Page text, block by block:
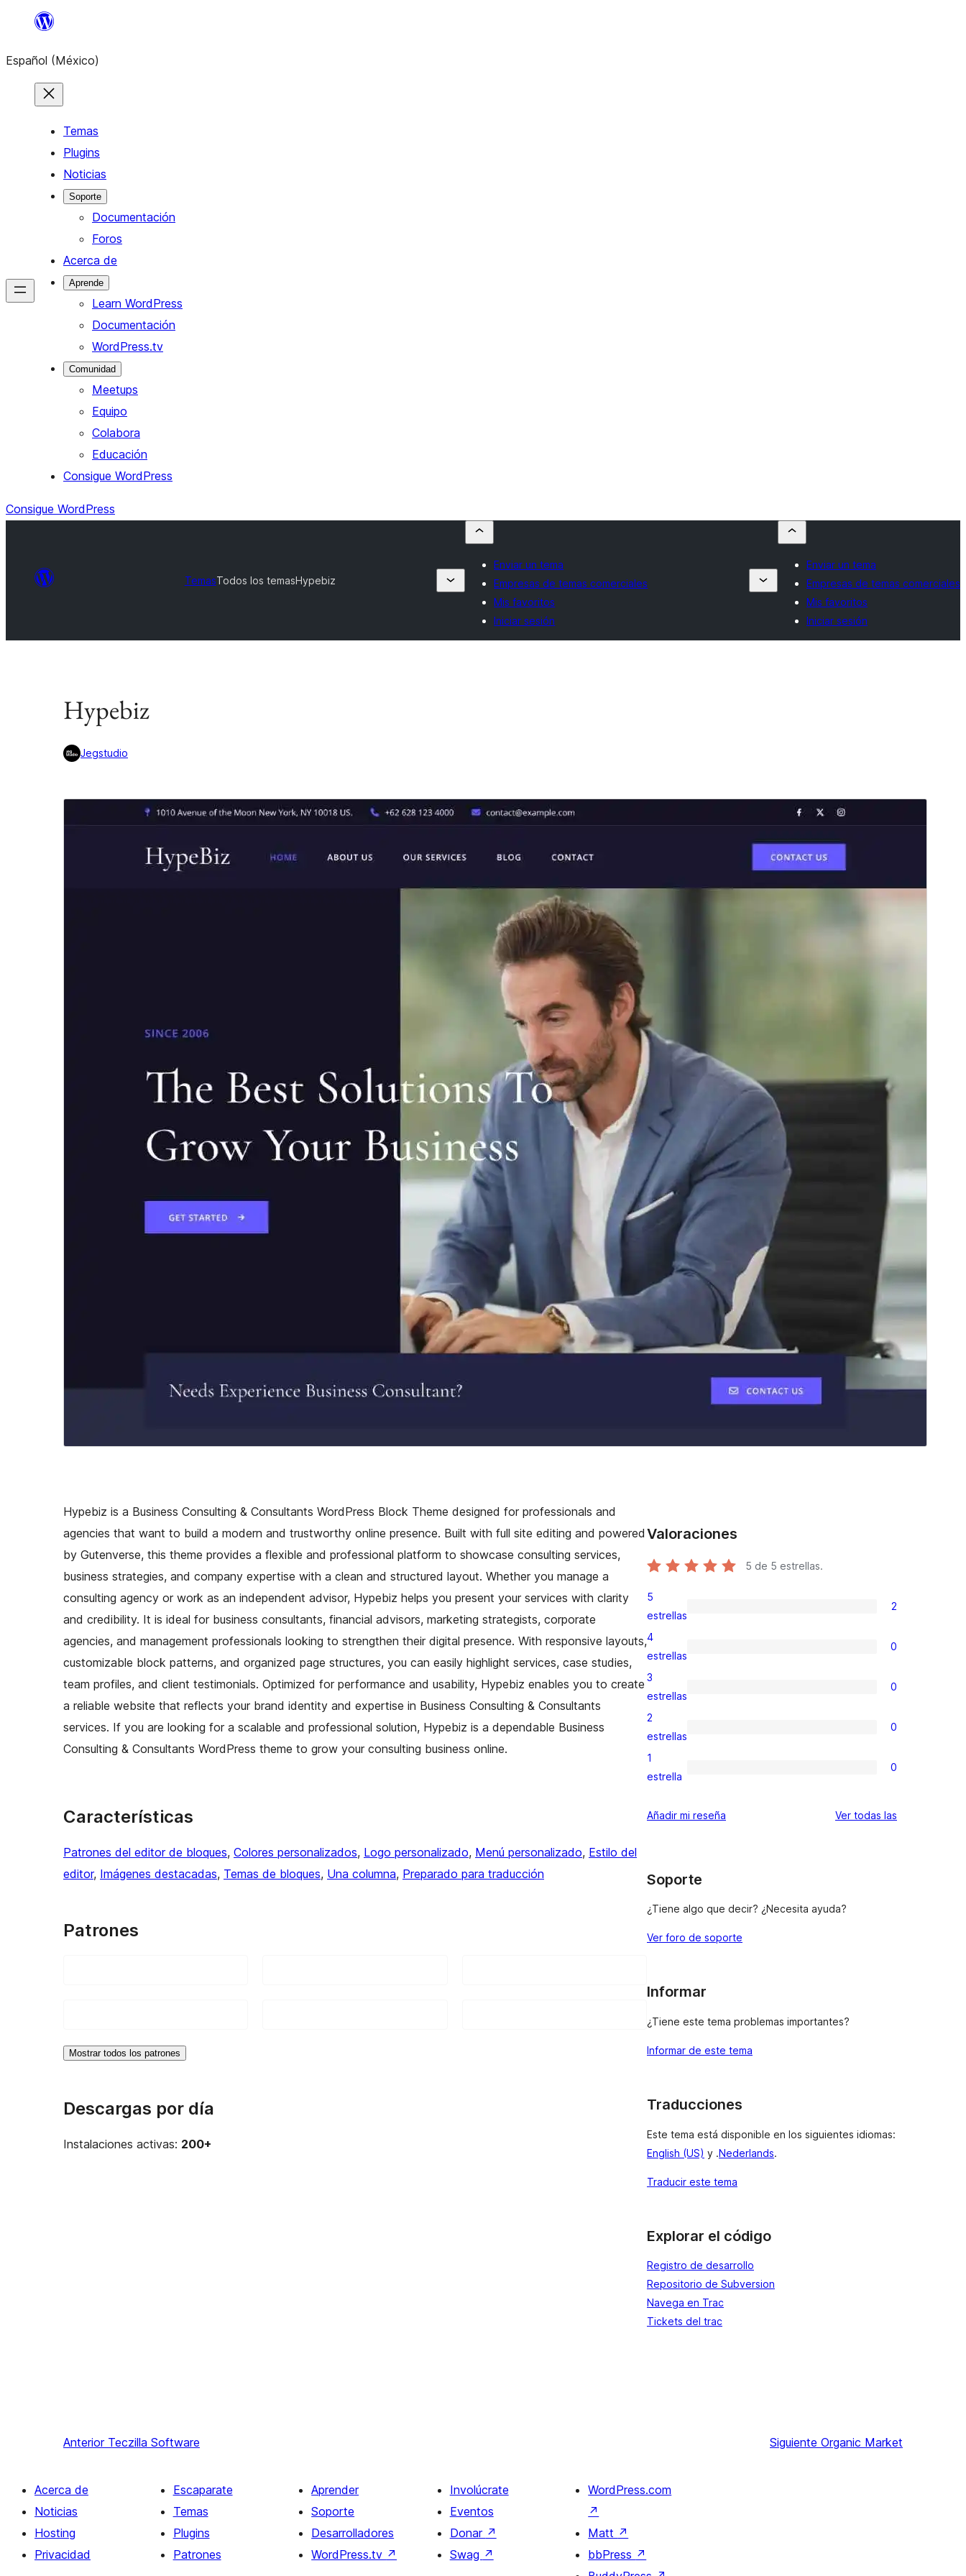
Saltar
contenido
Español (México)
Temas
Plugins
Noticias
Soporte
Documentación
Foros
Acerca de
Aprende
Learn WordPress
Documentación
WordPress.tv
Comunidad
Meetups
Equipo
Colabora
Educación
Consigue WordPress
Consigue WordPress
TemasTodos los temasHypebiz
Enviar un tema
Empresas de temas comerciales
Mis favoritos
Iniciar sesión
Enviar un tema
Empresas de temas comerciales
Mis favoritos
Iniciar sesión
Hypebiz
Jegstudio
soporte comercial de pago.Ver soporte
Descargar
Hypebiz is a Business Consulting & Consultants WordPress Block Theme designed for professionals and
agencies that want to build a modern and trustworthy online presence. Built with full site editing and powered
by Gutenverse, this theme provides a flexible and professional platform to showcase consulting services,
business strategies, and company expertise with a clean and structured layout. Whether you manage a
consulting agency or work as an independent advisor, Hypebiz helps you present your services with clarity
and credibility. It is ideal for business consultants, financial advisors, marketing strategists, corporate
agencies, and management professionals looking to strengthen their digital presence. With responsive layouts,
customizable block patterns, and organized page structures, you can easily highlight services, case studies,
team profiles, and client testimonials. Optimized for performance and usability, Hypebiz enables you to create
a reliable website that reflects your brand identity and expertise in Business Consulting & Consultants
services. If you are looking for a scalable and professional solution, Hypebiz is a dependable Business
Consulting & Consultants WordPress theme to grow your consulting business online.
Características
Patrones del editor de bloques, Colores personalizados, Logo personalizado, Menú personalizado, Estilo del
editor, Imágenes destacadas, Temas de bloques, Una columna, Preparado para traducción
Patrones
Mostrar todos los patrones
Descargas por día
Instalaciones activas: 200+
Valoraciones
5 de 5 estrellas.
2
valoraciones
de
5
estrellas
2
0
valoraciones
de
4
estrellas
0
0
valoraciones
de
3
estrellas
0
0
valoraciones
de
estrellas
2
estrellas
0
0
de
1
estrella
0
Añadir mi reseña Ver todas las
Soporte
¿Tiene algo que decir? ¿Necesita ayuda?
Ver foro de soporte
Informar
¿Tiene este tema problemas importantes?
Informar de este tema
Traducciones
Este tema está disponible en los siguientes idiomas:
English (US) y .Nederlands.
Traducir este tema
Explorar el código
Registro de desarrollo
Repositorio de Subversion
Navega en Trac
Tickets del trac
Anterior Teczilla Software Siguiente Organic Market
Acerca de
Noticias
Hosting
Privacidad
Escaparate
Temas
Plugins
Patrones
Aprender
Soporte
Desarrolladores
WordPress.tv ↗
Involúcrate
Eventos
Donar ↗
Swag ↗
WordPress.com
↗
Matt ↗
bbPress ↗